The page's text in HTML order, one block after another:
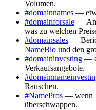
Volumen.
#domainnames —
#domainforsale —
was zu welchen
#domainsales —
NameBio und den
#domaininvesting —
Verkaufsangebote.
Rauschen.
#NamePros — wenn
überschwappen.